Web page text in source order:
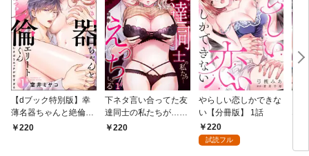
【dブック特別版】幸
薄名器ちゃんと絶倫エ
リートくん むさぼりエ
220
下ネタ言い合ってた友
達同士の私たちが…一
晩中えっちしてる【TL
220
やらしい恋しかできな
い【分冊版】 1話
220
試読フル
な
た